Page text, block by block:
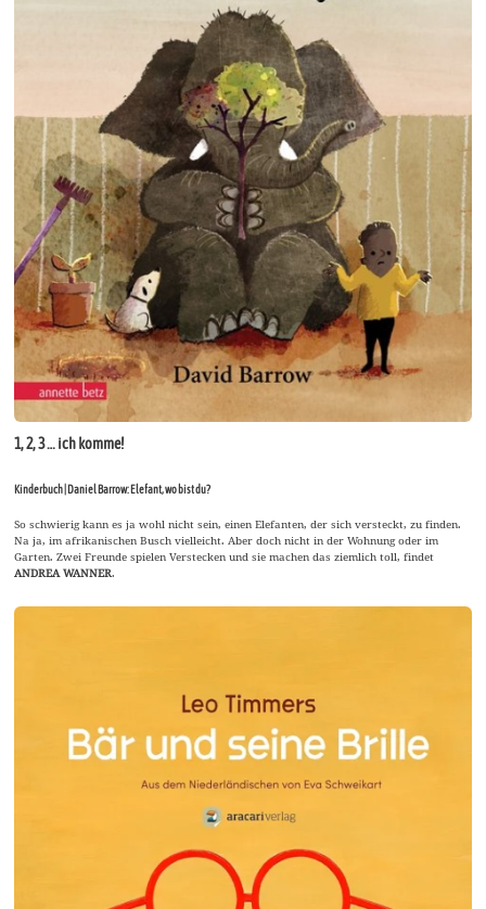
1, 2, 3 … ich komme!
Kinderbuch | Daniel Barrow: Elefant, wo bist du?
So schwierig kann es ja wohl nicht sein, einen Elefanten, der sich versteckt, zu finden.
Na ja, im afrikanischen Busch vielleicht. Aber doch nicht in der Wohnung oder im
Garten. Zwei Freunde spielen Verstecken und sie machen das ziemlich toll, findet
ANDREA WANNER.